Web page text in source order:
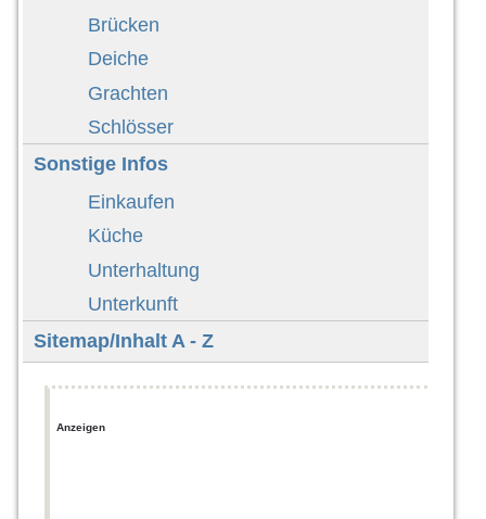
Brücken
Deiche
Grachten
Schlösser
Sonstige Infos
Einkaufen
Küche
Unterhaltung
Unterkunft
Sitemap/Inhalt A - Z
Anzeigen